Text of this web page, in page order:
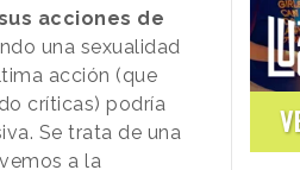
acciones de
una sexualidad
acción (que
críticas) podría
Se trata de una
a la